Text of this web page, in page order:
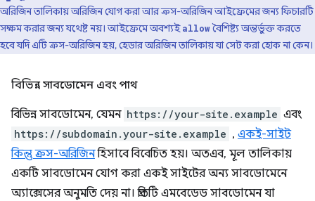
অরিজিন তালিকায় অরিজিন যোগ করা আর ক্রস-অরিজিন আইফ্রেমের জন্য ফিচারটি
সক্ষম করার জন্য যথেষ্ট নয়। আইফ্রেমে অবশ্যইallowবৈশিষ্ট্য অন্তর্ভুক্ত করতে
হবে যদি এটি ক্রস-অরিজিন হয়, হেডার অরিজিন তালিকায় যা সেট করা হোক না কেন।
বিভিন্ন সাবডোমেন এবং পাথ
বিভিন্ন সাবডোমেন, যেমন https://your-site.example এবং
https://subdomain.your-site.example , একই-সাইট
কিন্তু ক্রস-অরিজিনহিসাবে বিবেচিত হয়। অতএব, মূল তালিকায়
একটি সাবডোমেন যোগ করা একই সাইটের অন্য সাবডোমেনে
অ্যাক্সেসের অনুমতি দেয় না। প্রতিটি এমবেডেড সাবডোমেন যা